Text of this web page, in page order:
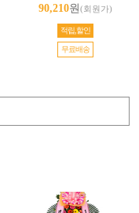
90,210원(회원가)
적립,할인
무료배송